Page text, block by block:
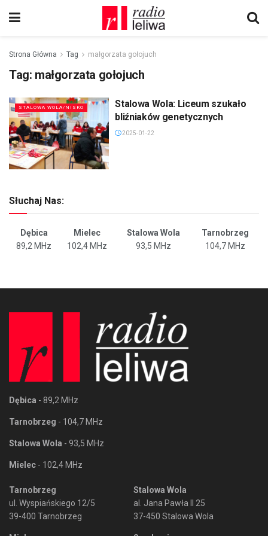
Strona Główna Tag małgorzata gołojuch
Tag: małgorzata gołojuch
STALOWA WOLA/NISKO
Stalowa Wola: Liceum szukało
bliźniaków genetycznych
2025-01-22
Słuchaj Nas:
Dębica Mielec Stalowa Wola
Tarnobrzeg
89,2 MHz
102,4 MHz 93,5 MHz 104,7 MHz
Dębica - 89,2 MHz
Tarnobrzeg - 104,7 MHz
Stalowa Wola - 93,5 MHz
Mielec - 102,4 MHz
Tarnobrzeg
ul. Wyspiańskiego 12/5
39-400 Tarnobrzeg
Stalowa Wola
al. Jana Pawła II 25
37-450 Stalowa Wola